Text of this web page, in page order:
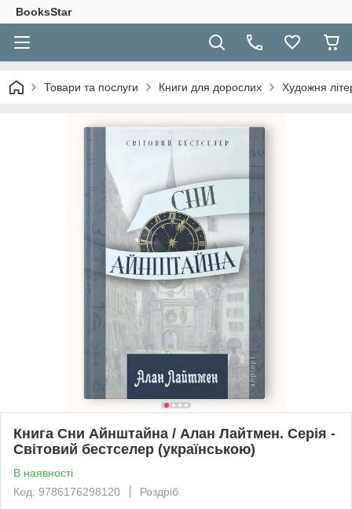
BooksStar
Товари та послуги Книги для дорослих Художня
Книга Сни Айнштайна / Алан Лайтмен. Серія -
Світовий бестселер (українською)
В наявності
Код: 9786176298120
Роздріб